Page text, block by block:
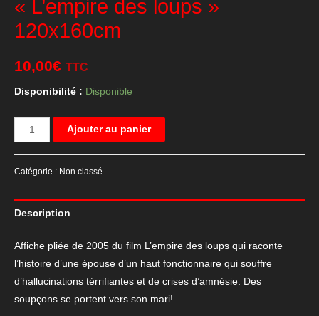
« L’empire des loups »
120x160cm
10,00€ TTC
Disponibilité : Disponible
quantité
de
cinéma
du
"L'empire
des
loups"
120x160cm
Ajouter au panier
Catégorie : Non classé
Description
Affiche pliée de 2005 du film L’empire des loups qui raconte
l’histoire d’une épouse d’un haut fonctionnaire qui souffre
d’hallucinations térrifiantes et de crises d’amnésie. Des
soupçons se portent vers son mari!